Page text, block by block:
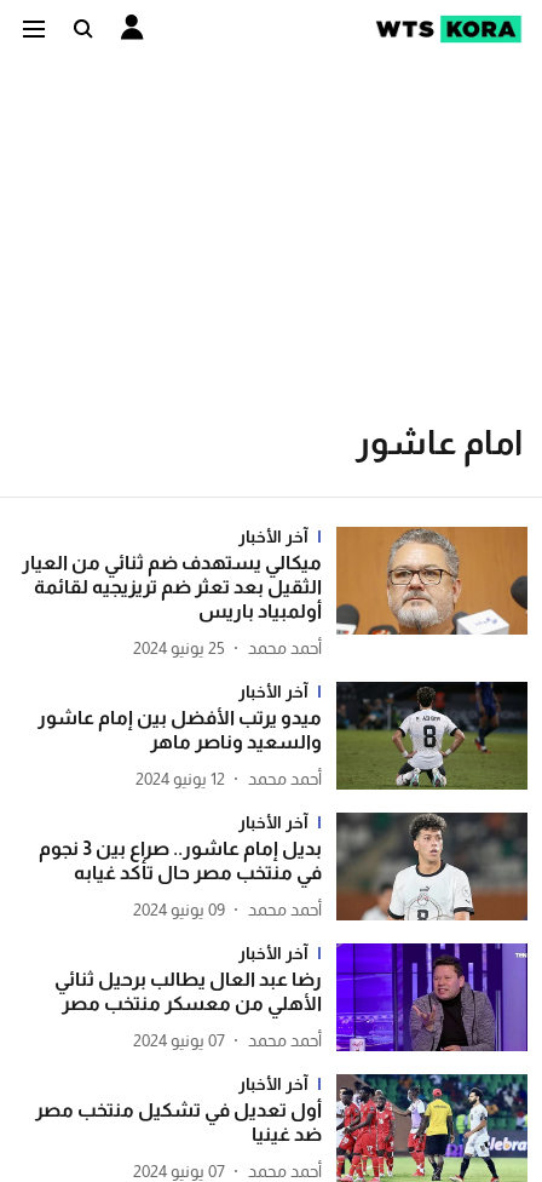
امام عاشور
آخر الأخبار
ميكالي يستهدف ضم ثنائي من العيار
الثقيل بعد تعثر ضم تريزيجيه لقائمة
أولمبياد باريس
أحمد محمد 25 يونيو 2024
آخر الأخبار
ميدو يرتب الأفضل بين إمام عاشور
والسعيد وناصر ماهر
أحمد محمد 12 يونيو 2024
آخر الأخبار
بديل إمام عاشور.. صراع بين 3 نجوم
في منتخب مصر حال تأكد غيابه
أحمد محمد 09 يونيو 2024
آخر الأخبار
رضا عبد العال يطالب برحيل ثنائي
الأهلي من معسكر منتخب مصر
أحمد محمد 07 يونيو 2024
آخر الأخبار
أول تعديل في تشكيل منتخب مصر
ضد غينيا
أحمد محمد 07 يونيو 2024